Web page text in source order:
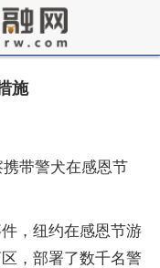
施
带警犬在感恩节
，纽约在感恩节游
，部署了数千名警